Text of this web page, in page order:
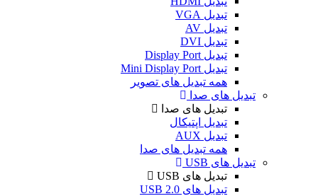
تبدیل VGA
تبدیل AV
تبدیل DVI
تبدیل Display Port
تبدیل Mini Display Port
همه تبدیل های تصویر
تبدیل های صدا
تبدیل های صدا
تبدیل اپتیکال
تبدیل AUX
همه تبدیل های صدا
تبدیل های USB
تبدیل های USB
تبدیل های USB 2.0